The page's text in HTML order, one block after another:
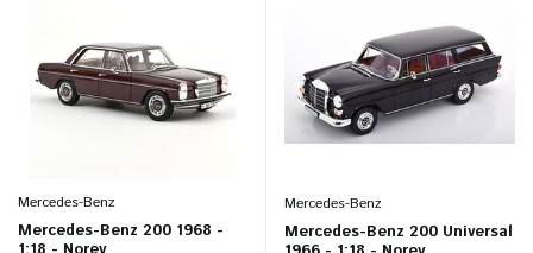
Mercedes-Benz
Mercedes-Benz 200 1968 -
Mercedes-Benz
Mercedes-Benz 200 Universal